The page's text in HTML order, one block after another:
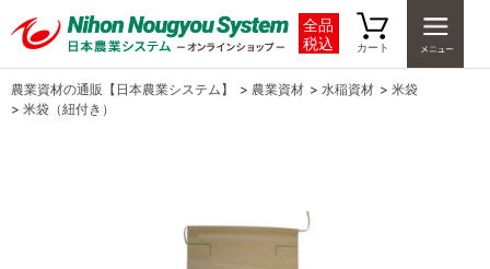
全品
税込
カート
農業資材の通販【日本農業システム】 > 農業資材 > 水稲資材 > 米袋
> 米袋（紐付き）